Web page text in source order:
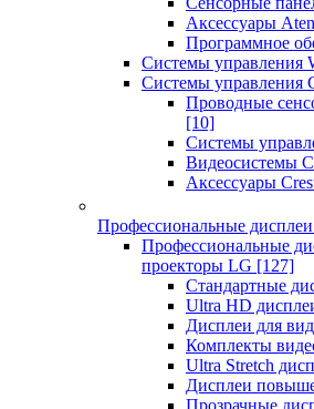
Аксессуары Aten
Программное
Системы управления
Системы управления
Проводные
[10]
Системы
Видеосистемы
Аксессуары
Профессиональные дисплеи
Профессиональные
проекторы LG [127]
Стандартные
Ultra HD
Дисплеи для
Комплекты
Ultra Stretch
Дисплеи
Прозрачные